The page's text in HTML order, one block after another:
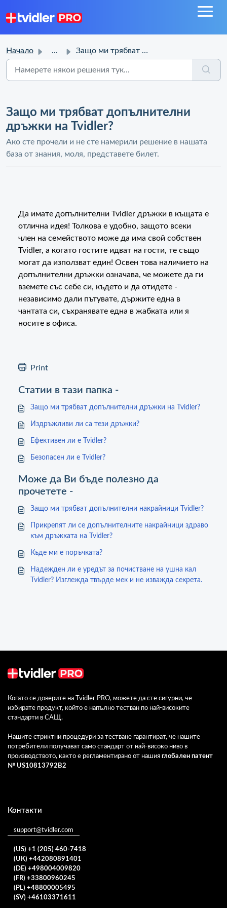
Начало ... Защо ми трябват допълнителни дръжки на Tvidler?
Защо ми трябват допълнителни
дръжки на Tvidler?
Ако сте прочели и не сте намерили решение в нашата
база от знания, моля, представете билет.
Да имате допълнителни Tvidler дръжки в къщата е
отлична идея! Толкова е удобно, защото всеки
член на семейството може да има свой собствен
Tvidler, а когато гостите идват на гости, те също
могат да използват един! Освен това наличието на
допълнителни дръжки означава, че можете да ги
вземете със себе си, където и да отидете -
независимо дали пътувате, държите една в
чантата си, съхранявате една в жабката или я
носите в офиса.
Print
Статии в тази папка -
Защо ми трябват допълнителни дръжки на Tvidler?
Издръжливи ли са тези дръжки?
Ефективен ли е Tvidler?
Безопасен ли е Tvidler?
Може да Ви бъде полезно да
прочетете -
Защо ми трябват допълнителни накрайници Tvidler?
Прикрепят ли се допълнителните накрайници здраво
към дръжката на Tvidler?
Къде ми е поръчката?
Надежден ли е уредът за почистване на ушна кал
Tvidler? Изглежда твърде мек и не изважда секрета.
Когато се доверите на Tvidler PRO, можете да сте сигурни, че
избирате продукт, който е напълно тестван по най-високите
стандарти в САЩ.
Нашите стриктни процедури за тестване гарантират, че нашите
потребители получават само стандарт от най-високо ниво в
производството, както е регламентирано от нашия глобален патент
№ US10813792B2
Контакти
support@tvidler.com
(US) +1 (205) 460-7418
(UK) +442080891401
(DE) +498004009820
(FR) +33800960245
(PL) +48800005495
(SV) +46103371611